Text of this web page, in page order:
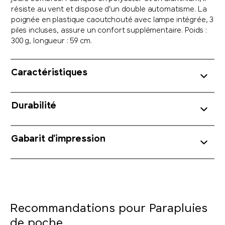
résiste au vent et dispose d'un double automatisme. La
poignée en plastique caoutchouté avec lampe intégrée, 3
piles incluses, assure un confort supplémentaire. Poids :
300 g, longueur : 59 cm.
Caractéristiques
Durabilité
Gabarit d'impression
Recommandations pour Parapluies